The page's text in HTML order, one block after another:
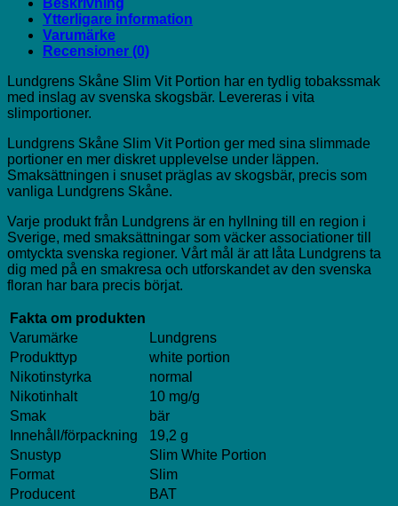
Ytterligare information
Varumärke
Recensioner (0)
Lundgrens Skåne Slim Vit Portion har en tydlig tobakssmak
med inslag av svenska skogsbär. Levereras i vita
slimportioner.
Lundgrens Skåne Slim Vit Portion ger med sina slimmade
portioner en mer diskret upplevelse under läppen.
Smaksättningen i snuset präglas av skogsbär, precis som
vanliga Lundgrens Skåne.
Varje produkt från Lundgrens är en hyllning till en region i
Sverige, med smaksättningar som väcker associationer till
omtyckta svenska regioner. Vårt mål är att låta Lundgrens ta
dig med på en smakresa och utforskandet av den svenska
floran har bara precis börjat.
Fakta om produkten
Varumärke
Lundgrens
Produkttyp
white portion
Nikotinstyrka
normal
Nikotinhalt
10 mg/g
Smak
bär
Innehåll/förpackning
19,2 g
Snustyp
Slim White Portion
Format
Slim
Producent
BAT